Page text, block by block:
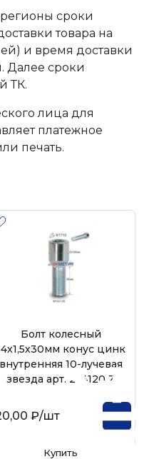
сроки
товара на
и время доставки
Далее сроки
ТК.
лица для
платежное
печать.
Болт колесный
конус цинк
внутренняя 10-лучевая
звезда арт. 274120 Z
₽/шт
Купить